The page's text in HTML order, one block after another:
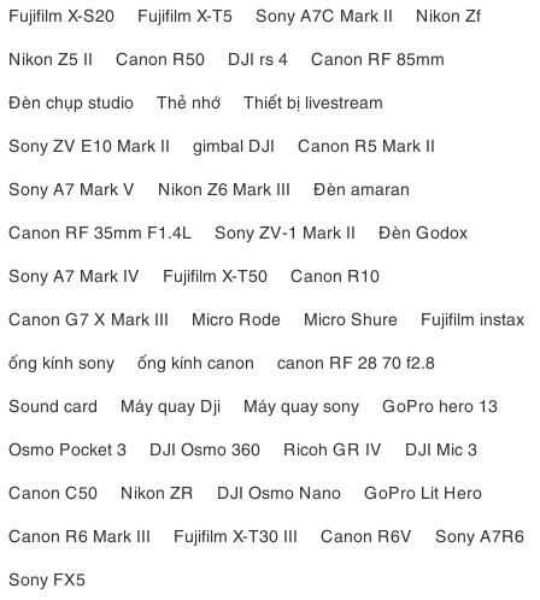
Fujifilm X-S20
Fujifilm X-T5 Sony A7C Mark II
Nikon Zf
Nikon Z5 II
Canon R50 DJI rs 4
Canon RF 85mm
Đèn chụp studio
Thẻ nhớ
Thiết bị livestream
Sony ZV E10 Mark II
gimbal DJI
Canon R5 Mark II
Sony A7 Mark V
Nikon Z6 Mark III
Đèn amaran
Canon RF 35mm F1.4L
Sony ZV-1 Mark II
Đèn Godox
Sony A7 Mark IV
Fujifilm X-T50
Canon R10
Canon G7 X Mark III
Micro Rode Micro Shure
Fujifilm instax
ống kính sony
ống kính canon
canon RF 28 70 f2.8
Sound card
Máy quay Dji Máy quay sony
GoPro hero 13
Osmo Pocket 3
DJI Osmo 360 Ricoh GR IV
DJI Mic 3
Canon C50
Nikon ZR DJI Osmo Nano
GoPro Lit Hero
Canon R6 Mark III
Fujifilm X-T30 III Canon R6V
Sony A7R6
Sony FX5